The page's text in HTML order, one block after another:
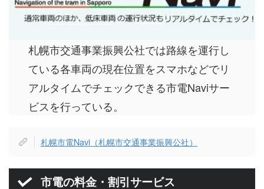
札幌市交通事業振興公社では路線を運行し
ている各車両の現在位置をスマホなどでリ
アルタイムでチェックできる市電Naviサー
ビスを行っている。
札幌市電Navi（札幌市交通事業振興公社）
市電の料金・割引サービス